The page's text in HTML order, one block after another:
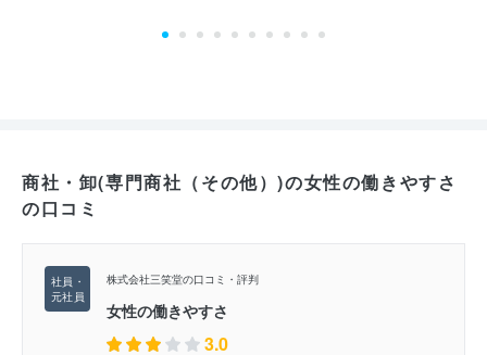
商社・卸(専門商社（その他）)の女性の働きやすさ
の口コミ
株式会社三笑堂の口コミ・評判
女性の働きやすさ
3.0